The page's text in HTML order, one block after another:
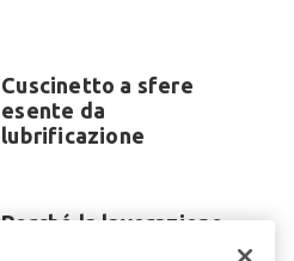
Cuscinetto a sfere
esente da
lubrificazione
Perché la lavorazione